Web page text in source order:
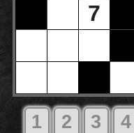
1 2 3 4
7